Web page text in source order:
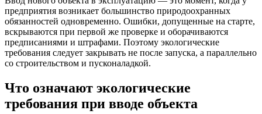
предприятия возникает большинство природоохранных
обязанностей одновременно. Ошибки, допущенные на старте,
вскрываются при первой же проверке и оборачиваются
предписаниями и штрафами. Поэтому экологические
требования следует закрывать не после запуска, а параллельно
со строительством и пусконаладкой.
Что означают экологические
требования при вводе объекта